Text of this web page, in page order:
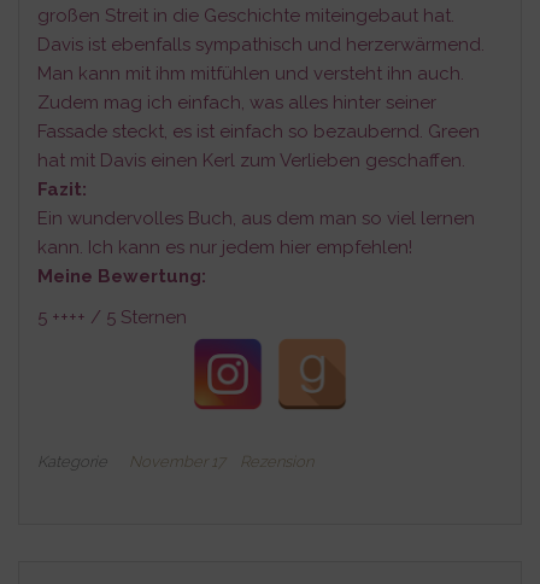
großen Streit in die Geschichte miteingebaut hat.
Davis ist ebenfalls sympathisch und herzerwärmend.
Man kann mit ihm mitfühlen und versteht ihn auch.
Zudem mag ich einfach, was alles hinter seiner
Fassade steckt, es ist einfach so bezaubernd. Green
hat mit Davis einen Kerl zum Verlieben geschaffen.
Fazit:
Ein wundervolles Buch, aus dem man so viel lernen
kann. Ich kann es nur jedem hier empfehlen!
Meine Bewertung:
5 ++++ / 5 Sternen
Kategorie November 17 Rezension